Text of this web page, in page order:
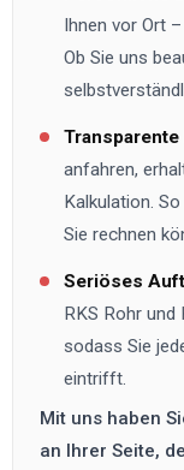
Ihnen vor Ort
Ob Sie uns
anfahren,
Kalkulation.
Sie rechnen
Seriöses
RKS Rohr und
sodass Sie
eintrifft.
Mit uns haben
an Ihrer Seite,